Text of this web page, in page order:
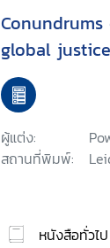
global justice
ผู้แต่ง:
สถานที่พิมพ์:
หนังสือทั่วไป